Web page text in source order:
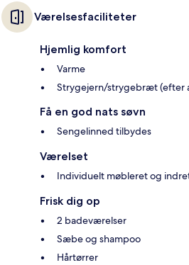
Værelsesfaciliteter
Hjemlig komfort
Varme
Strygejern/strygebræt (efter
Få en god nats søvn
Sengelinned tilbydes
Værelset
Individuelt møbleret og
Frisk dig op
2 badeværelser
Sæbe og shampoo
Hårtørrer